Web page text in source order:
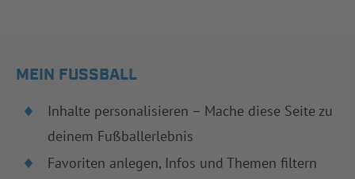
MEIN FUSSBALL
Inhalte personalisieren – Mache diese Seite zu
deinem Fußballerlebnis
Favoriten anlegen, Infos und Themen filtern